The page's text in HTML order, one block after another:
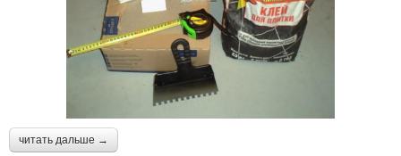
читать дальше →